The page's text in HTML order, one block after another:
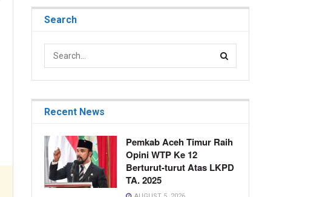
Search
Recent News
Pemkab Aceh Timur Raih
Opini WTP Ke 12
Berturut-turut Atas LKPD
TA. 2025